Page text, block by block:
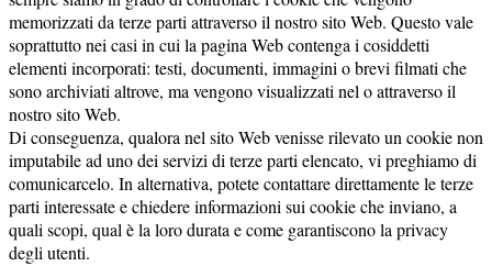
memorizzati da terze parti attraverso il nostro sito Web. Questo vale
soprattutto nei casi in cui la pagina Web contenga i cosiddetti
elementi incorporati: testi, documenti, immagini o brevi filmati che
sono archiviati altrove, ma vengono visualizzati nel o attraverso il
nostro sito Web.
Di conseguenza, qualora nel sito Web venisse rilevato un cookie non
imputabile ad uno dei servizi di terze parti elencato, vi preghiamo di
comunicarcelo. In alternativa, potete contattare direttamente le terze
parti interessate e chiedere informazioni sui cookie che inviano, a
quali scopi, qual è la loro durata e come garantiscono la privacy
degli utenti.